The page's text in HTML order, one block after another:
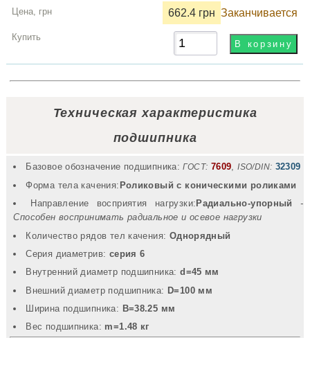
662.4 грн Заканчивается
Техническая характеристика
подшипника
Базовое обозначение подшипника: ГОСТ: 7609,ISO/DIN: 32309
Форма тела качения: Роликовый с коническими роликами
Направление восприятия нагрузки: Радиально-упорный
-
Способен воспринимать радиальное и осевое нагрузки
Количество рядов тел качения: Однорядный
Серия диаметрив: серия 6
Внутренний диаметр подшипника:d=45 мм
Внешний диаметр подшипника: D=100 мм
Ширина подшипника: B=38.25 мм
Вec подшипника: m=1.48 кг